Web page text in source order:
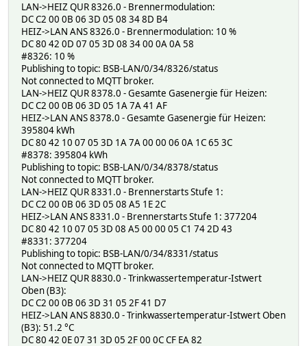
LAN->HEIZ QUR 8326.0 - Brennermodulation:
DC C2 00 0B 06 3D 05 08 34 8D B4
HEIZ->LAN ANS 8326.0 - Brennermodulation: 10 %
DC 80 42 0D 07 05 3D 08 34 00 0A 0A 58
#8326: 10 %
Publishing to topic: BSB-LAN/0/34/8326/status
Not connected to MQTT broker.
LAN->HEIZ QUR 8378.0 - Gesamte Gasenergie für Heizen:
DC C2 00 0B 06 3D 05 1A 7A 41 AF
HEIZ->LAN ANS 8378.0 - Gesamte Gasenergie für Heizen:
395804 kWh
DC 80 42 10 07 05 3D 1A 7A 00 00 06 0A 1C 65 3C
#8378: 395804 kWh
Publishing to topic: BSB-LAN/0/34/8378/status
Not connected to MQTT broker.
LAN->HEIZ QUR 8331.0 - Brennerstarts Stufe 1:
DC C2 00 0B 06 3D 05 08 A5 1E 2C
HEIZ->LAN ANS 8331.0 - Brennerstarts Stufe 1: 377204
DC 80 42 10 07 05 3D 08 A5 00 00 05 C1 74 2D 43
#8331: 377204
Publishing to topic: BSB-LAN/0/34/8331/status
Not connected to MQTT broker.
LAN->HEIZ QUR 8830.0 - Trinkwassertemperatur-Istwert
Oben (B3):
DC C2 00 0B 06 3D 31 05 2F 41 D7
HEIZ->LAN ANS 8830.0 - Trinkwassertemperatur-Istwert Oben
(B3): 51.2 °C
DC 80 42 0E 07 31 3D 05 2F 00 0C CF EA 82